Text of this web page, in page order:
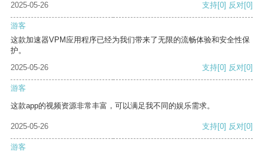
2025-05-26 支持[0] 反对[0]
游客
这款加速器VPM应用程序已经为我们带来了无限的流畅体验和安全性保
护。
2025-05-26
支持[0] 反对[0]
游客
这款app的视频资源非常丰富，可以满足我不同的娱乐需求。
2025-05-26 支持[0] 反对[0]
游客